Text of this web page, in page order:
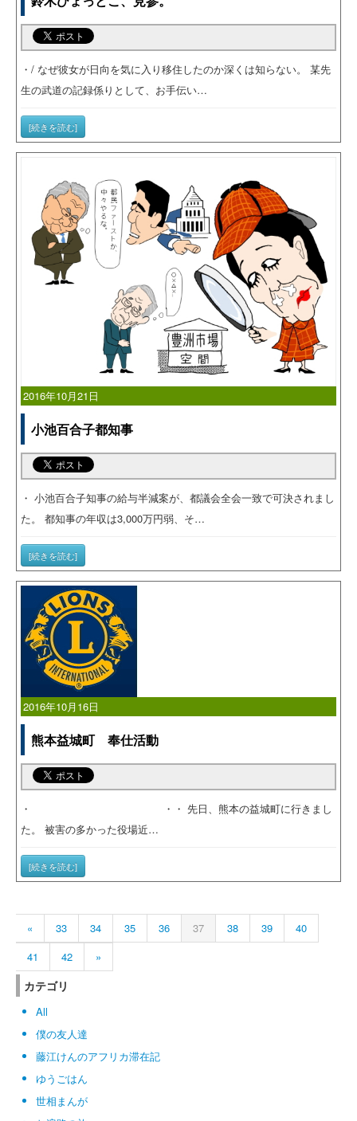
・/ なぜ彼女が日向を気に入り移住したのか深くは知らない。 某先
生の武道の記録係りとして、お手伝い…
[続きを読む]
2016年10月21日
小池百合子都知事
・ 小池百合子知事の給与半減案が、都議会全会一致で可決されまし
た。 都知事の年収は3,000万円弱、そ…
[続きを読む]
2016年10月16日
熊本益城町 奉仕活動
・ ・・ 先日、熊本の益城町に行きまし
た。 被害の多かった役場近…
[続きを読む]
« 33 34 35 36 37 38 39
40
41
42 »
カテゴリ
All
僕の友人達
藤江けんのアフリカ滞在記
ゆうごはん
世相まんが